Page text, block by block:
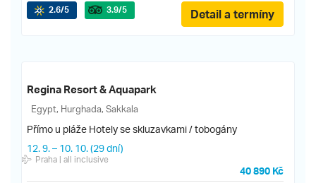
2.6/5 3.9/5 Detail a termíny
Regina Resort & Aquapark
Egypt, Hurghada, Sakkala
Přímo u pláže Hotely se skluzavkami / tobogány
12. 9.– 10. 10.(29 dní)
Praha| all inclusive
40 890 Kč